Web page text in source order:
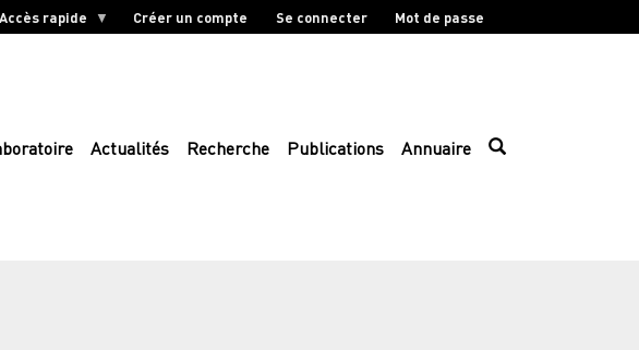
Accès rapide Créer un compte Se connecter Mot de passe
Actualités Recherche Publications Annuaire